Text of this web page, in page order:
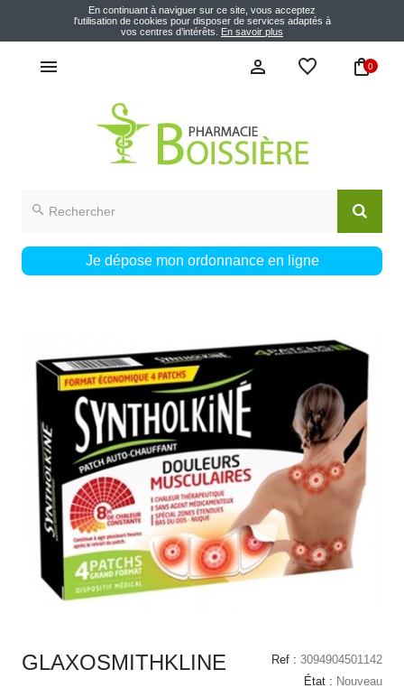
En continuant à naviguer sur ce site, vous acceptez
l'utilisation de cookies pour disposer de services adaptés à
vos centres d’intérêts. En savoir plus
0
Je dépose mon ordonnance en ligne
GLAXOSMITHKLINE Ref : 3094904501142
État : Nouveau